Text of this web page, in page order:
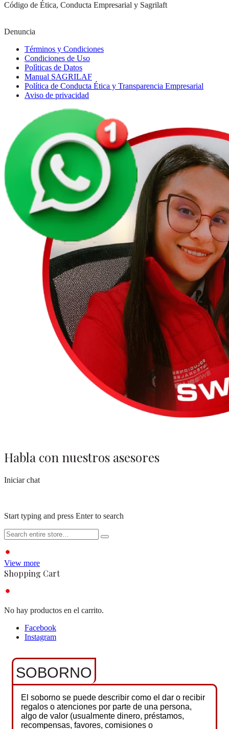
Código de Ética, Conducta Empresarial y Sagrilaft
Denuncia
Términos y Condiciones
Condiciones de Uso
Polìticas de Datos
Manual SAGRILAF
Política de Conducta Ética y Transparencia Empresarial
Aviso de privacidad
Habla con nuestros asesores
Iniciar chat
Start typing and press Enter to search
View more
Shopping Cart
No hay productos en el carrito.
Facebook
Instagram
SOBORNO
El soborno se puede describir como el dar o recibir
regalos o atenciones por parte de una persona,
algo de valor (usualmente dinero, préstamos,
recompensas, favores, comisiones o